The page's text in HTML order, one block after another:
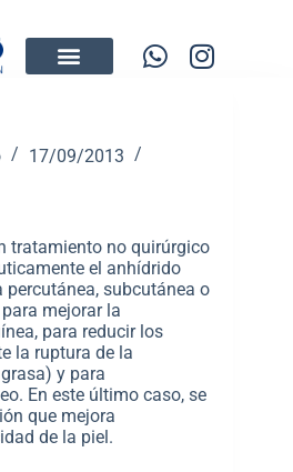
17/09/2013
tratamiento no quirúrgico
el anhídrido
percutánea, subcutánea o
mejorar la
para reducir los
la ruptura de la
y para
En este último caso, se
que mejora
de la piel.